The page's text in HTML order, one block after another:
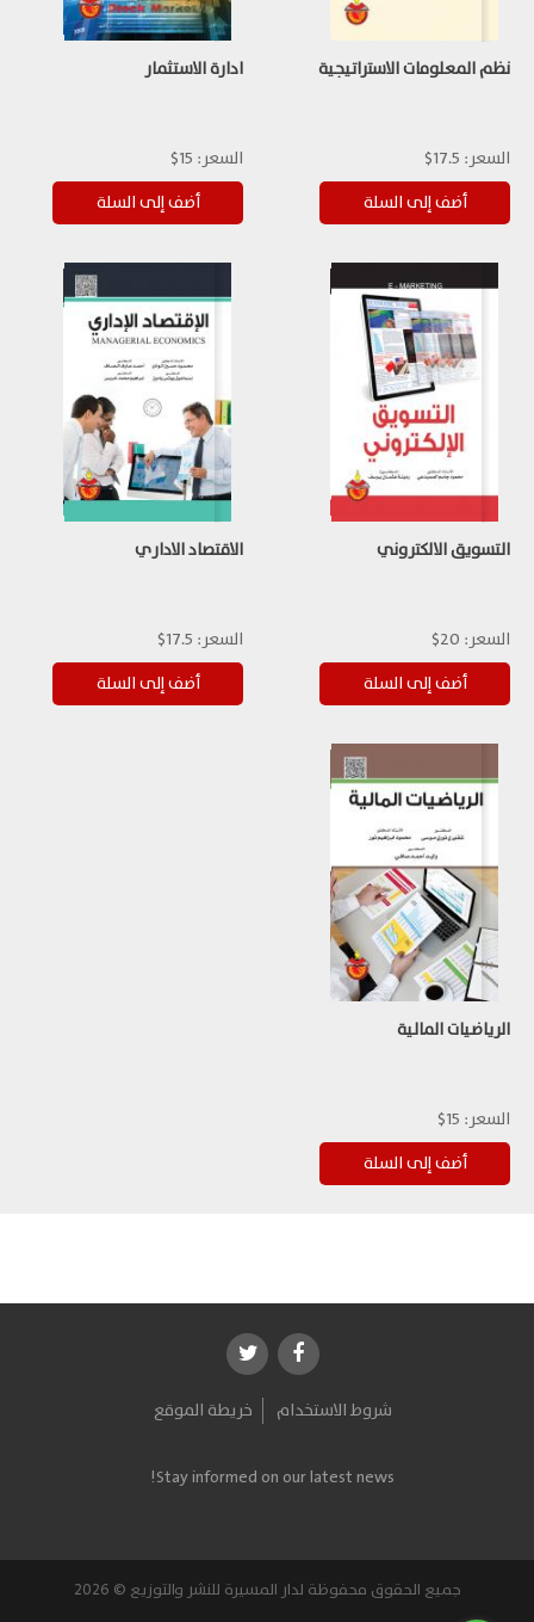
نظم المعلومات الاستراتيجية
السعر: 17.5$
ادارة الاستثمار
السعر: 15$
التسويق الالكتروني
السعر: 20$
الاقتصاد الاداري
السعر: 17.5$
الرياضيات المالية
السعر: 15$
شروط الاستخدام خريطة الموقع
Stay informed on our latest news!
جميع الحقوق محفوظة لدار المسيرة للنشر والتوزيع © 2026